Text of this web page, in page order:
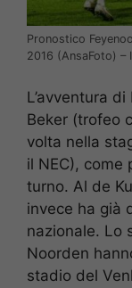
Pronostico
2016 (AnsaFoto) –
L’avventura
Beker (trofeo
volta nella
il NEC), come
turno. Al de
invece ha già
nazionale. Lo
Noorden
stadio del